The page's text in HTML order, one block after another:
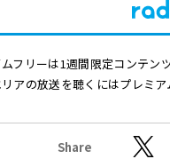
フリーは1週間限定コンテンツ
アの放送を聴くにはプレミア
Share